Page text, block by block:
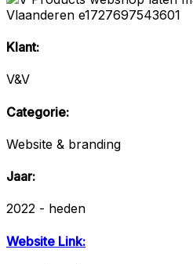
Klant:
V&V
Categorie:
Website & branding
Jaar:
2022 - heden
Website Link: